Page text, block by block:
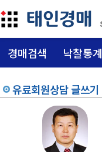
경매검색 낙찰통계
유료회원상담 글쓰기